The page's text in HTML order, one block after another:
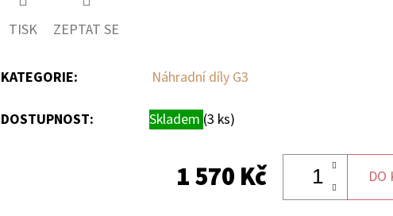
0,0
5
TISK ZEPTAT SE
KATEGORIE: Náhradní díly G3
DOSTUPNOST: Skladem (3 ks)
1 570 Kč DO